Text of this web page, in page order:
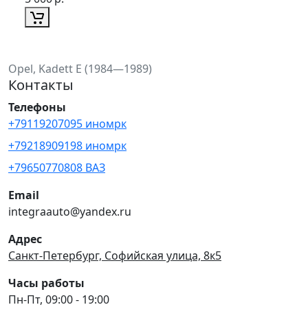
Opel, Kadett E (1984—1989)
Контакты
Телефоны
+79119207095 иномрк
+79218909198 иномрк
+79650770808 ВАЗ
Email
integraauto@yandex.ru
Адрес
Санкт-Петербург, Софийская улица, 8к5
Часы работы
Пн-Пт, 09:00 - 19:00